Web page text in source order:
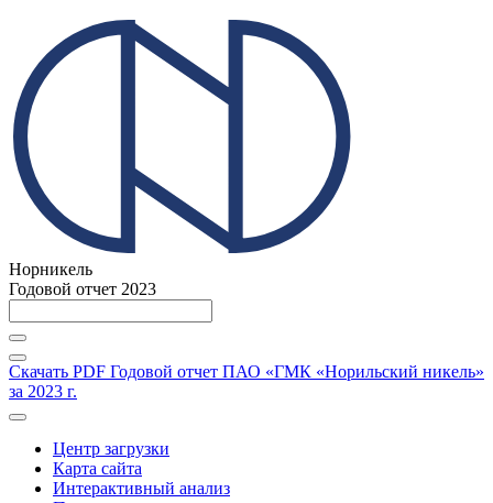
Норникель
Годовой отчет 2023
Скачать PDF Годовой отчет ПАО «ГМК «Норильский никель»
за 2023 г.
Центр загрузки
Карта сайта
Интерактивный анализ